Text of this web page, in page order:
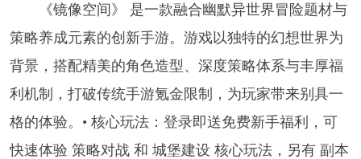
《镜像空间》 是一款融合幽默异世界冒险题材与
策略养成元素的创新手游。游戏以独特的幻想世界为
背景，搭配精美的角色造型、深度策略体系与丰厚福
利机制，打破传统手游氪金限制，为玩家带来别具一
格的体验。• 核心玩法：登录即送免费新手福利，可
快速体验 策略对战 和 城堡建设 核心玩法，另有 副本